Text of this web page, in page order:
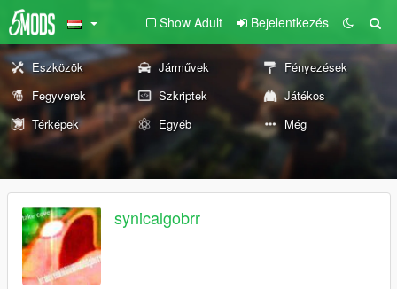
Show Adult Bejelentkezés
Eszközök Járművek
Fényezések
Fegyverek
Szkriptek
Játékos
Térképek
Egyéb Még
synicalgobrr